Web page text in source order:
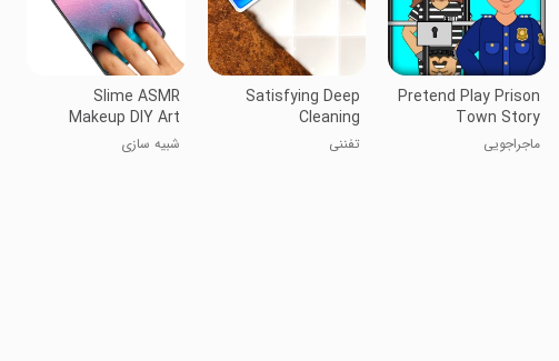
Pretend Play Prison
Town Story
ماجراجویی
Satisfying Deep
Cleaning
تفننی
Slime ASMR
Makeup DIY Art
Game
شبیه سازی